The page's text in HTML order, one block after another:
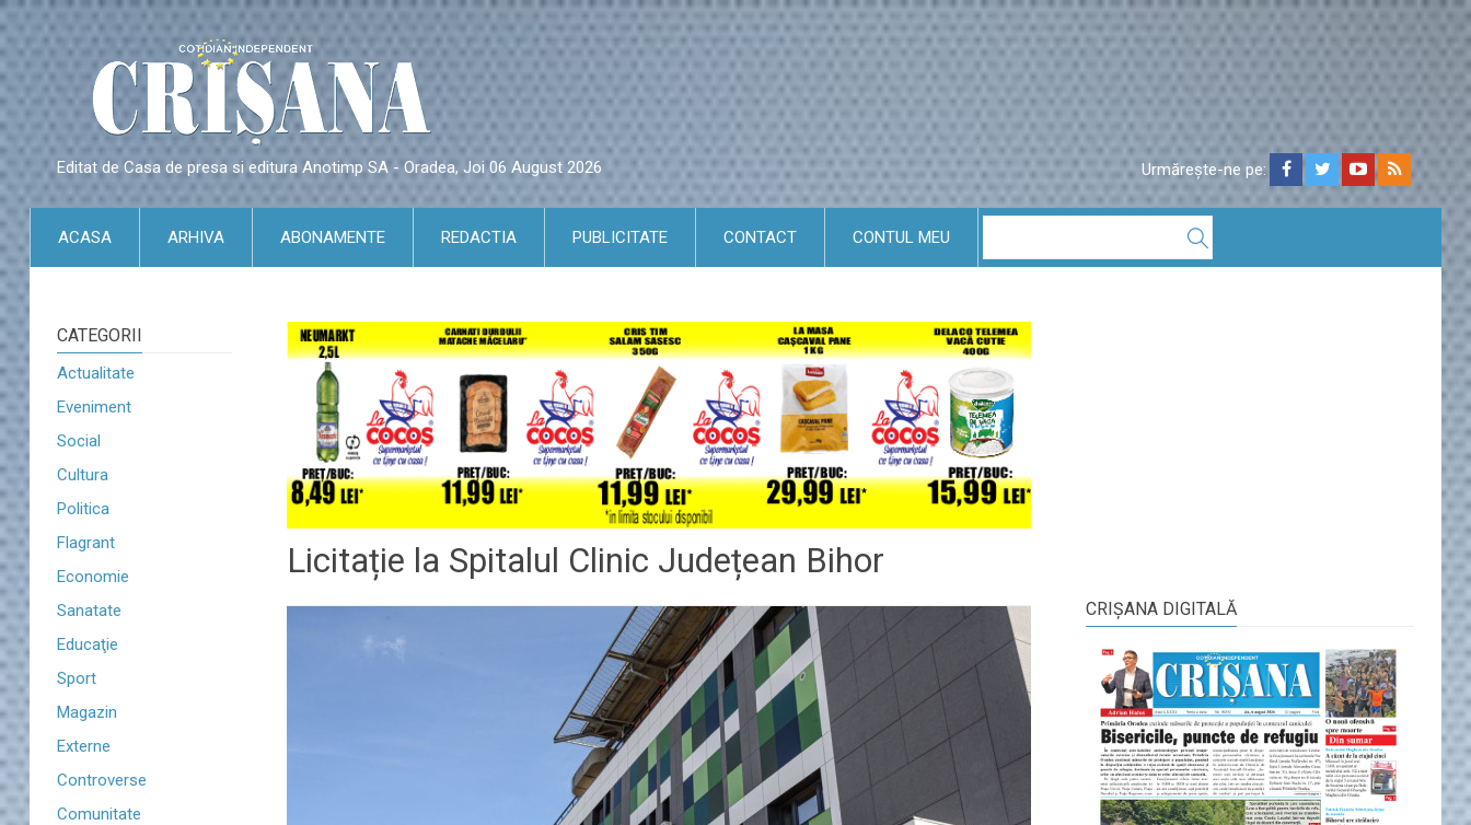
Editat de Casa de presa si editura Anotimp SA - Oradea, Joi 06 August 2026 Urmărește-ne pe:
ACASA ARHIVA ABONAMENTE REDACTIA PUBLICITATE CONTACT CONTUL MEU
CATEGORII
Actualitate
Eveniment
Social
Cultura
Politica
Flagrant
Economie
Sanatate
Educaţie
Sport
Magazin
Externe
Controverse
Comunitate
Licitație la Spitalul Clinic Județean Bihor
CRIŞANA DIGITALĂ